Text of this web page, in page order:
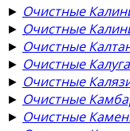
► Очистные
► Очистные
► Очистные
► Очистные
► Очистные
► Очистные
► Очистные